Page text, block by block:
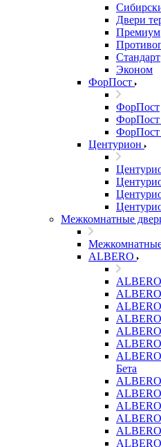
Двери
Премиум
Стандарт
Эконом
ФорПост
ФорПост
ФорПост
Центурион
Межкомнатные
ALBERO
ALBERO
ALBERO
Бета